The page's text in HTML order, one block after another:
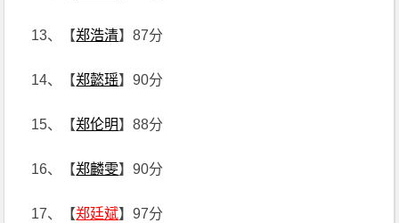
13、【郑浩清】87分
14、【郑懿瑶】90分
15、【郑伦明】88分
16、【郑麟雯】90分
17、【郑廷斌】97分